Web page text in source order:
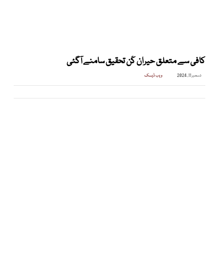
کافی سے متعلق حیران کُن تحقیق سامنے آگئی
دسمبر 11, 2024 ویب ڈیسک